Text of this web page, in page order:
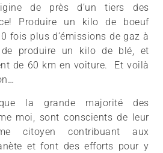
de près d’un tiers des
Produire un kilo de boeuf
fois plus d’émissions de gaz à
produire un kilo de blé, et
de 60 km en voiture. Et voilà
la grande majorité des
moi, sont conscients de leur
citoyen contribuant aux
et font des efforts pour y